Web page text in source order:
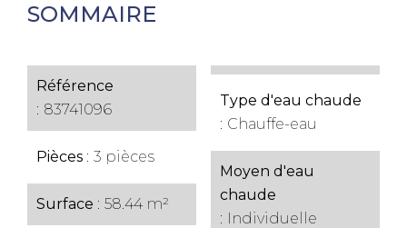
SOMMAIRE
Référence
83741096
Pièces 3 pièces
Surface 58.44 m²
Type d'eau chaude
Chauffe-eau
Moyen d'eau
chaude
Individuelle